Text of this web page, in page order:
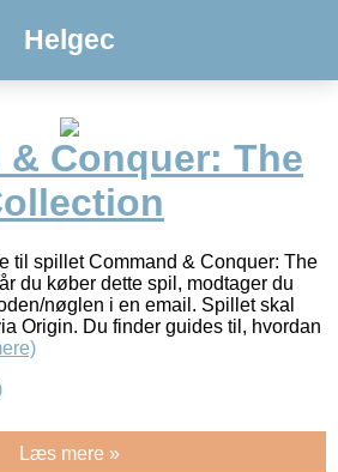
Helgec
& Conquer: The
til spillet Command & Conquer: The
du køber dette spil, modtager du
nøglen i en email. Spillet skal
Origin. Du finder guides til, hvordan
Læs mere »